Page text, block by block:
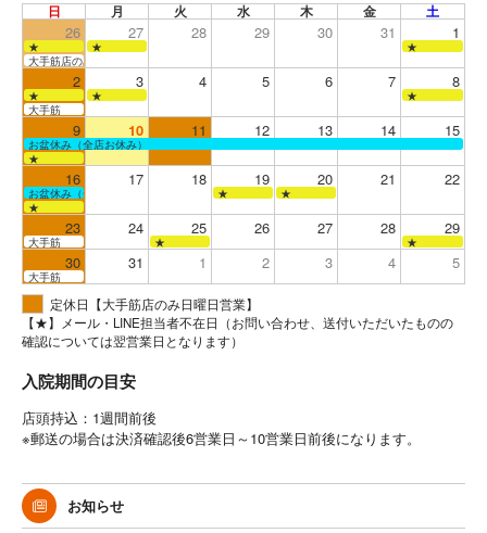
日 月 火 水 木 金 土
26 27 28 29 30 31 1
★ ★
★
大手筋店のみ営業
2 3 4 5 6 7 8
★ ★
★
大手筋
9 10 11 12 13 14 15
お盆休み（全店お休み）
★
16 17 18 19 20 21 22
お盆休み（全店お休み） ★
★
★
23 24 25 26 27 28 29
大手筋 ★ ★
30 31 1 2 3 4 5
大手筋
定休日【大手筋店のみ日曜日営業】
【★】メール・LINE担当者不在日（お問い合わせ、送付いただいたものの
確認については翌営業日となります）
入院期間の目安
店頭持込：1週間前後
※郵送の場合は決済確認後6営業日～10営業日前後になります。
お知らせ